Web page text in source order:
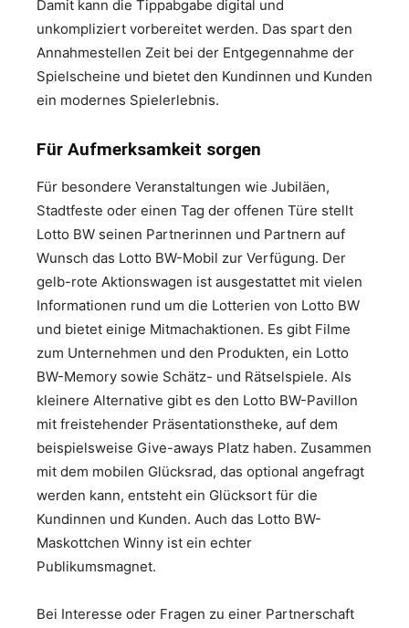
Damit kann die Tippabgabe digital und
unkompliziert vorbereitet werden. Das spart den
Annahmestellen Zeit bei der Entgegennahme der
Spielscheine und bietet den Kundinnen und Kunden
ein modernes Spielerlebnis.
Für Aufmerksamkeit sorgen
Für besondere Veranstaltungen wie Jubiläen,
Stadtfeste oder einen Tag der offenen Türe stellt
Lotto BW seinen Partnerinnen und Partnern auf
Wunsch das Lotto BW-Mobil zur Verfügung. Der
gelb-rote Aktionswagen ist ausgestattet mit vielen
Informationen rund um die Lotterien von Lotto BW
und bietet einige Mitmachaktionen. Es gibt Filme
zum Unternehmen und den Produkten, ein Lotto
BW-Memory sowie Schätz- und Rätselspiele. Als
kleinere Alternative gibt es den Lotto BW-Pavillon
mit freistehender Präsentationstheke, auf dem
beispielsweise Give-aways Platz haben. Zusammen
mit dem mobilen Glücksrad, das optional angefragt
werden kann, entsteht ein Glücksort für die
Kundinnen und Kunden. Auch das Lotto BW-
Maskottchen Winny ist ein echter
Publikumsmagnet.
Bei Interesse oder Fragen zu einer Partnerschaft